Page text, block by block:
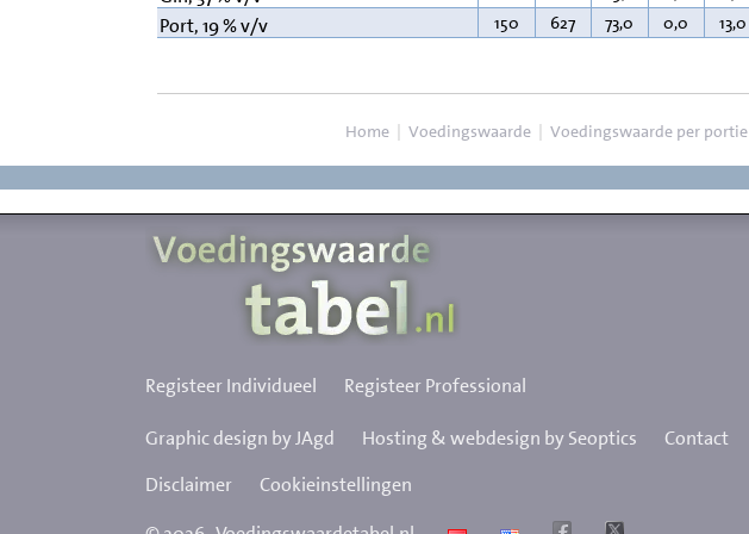
Port, 19 % v/v 150 627 73,0 0,0 13,0
Home | Voedingswaarde | Voedingswaarde per portie
Registeer Individueel Registeer Professional
Graphic design by JAgd Hosting & webdesign by Seoptics
Contact
Disclaimer
Cookieinstellingen